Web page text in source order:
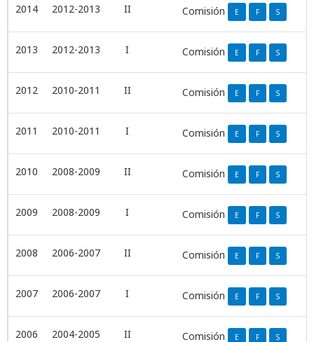
2014 2012-2013 II Comisión E F S
2013 2012-2013 I Comisión E F S
2012 2010-2011 II Comisión E F S
2011 2010-2011 I Comisión E F S
2010 2008-2009 II Comisión E F S
2009 2008-2009 I Comisión E F S
2008 2006-2007 II Comisión E F S
2007 2006-2007 I Comisión E F S
2006 2004-2005 II Comisión E F S